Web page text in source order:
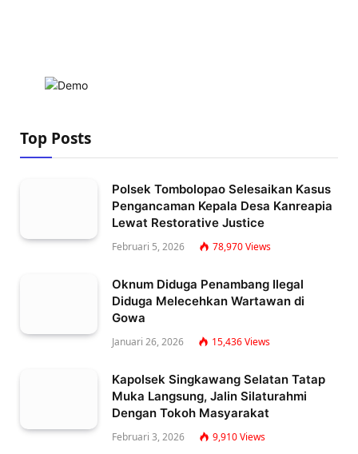
Top Posts
Polsek Tombolopao Selesaikan Kasus
Pengancaman Kepala Desa Kanreapia
Lewat Restorative Justice
Februari 5, 2026 78,970Views
Oknum Diduga Penambang Ilegal
Diduga Melecehkan Wartawan di
Gowa
Januari 26, 2026 15,436Views
Kapolsek Singkawang Selatan Tatap
Muka Langsung, Jalin Silaturahmi
Dengan Tokoh Masyarakat
Februari 3, 2026 9,910Views